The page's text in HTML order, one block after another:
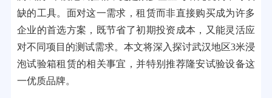
缺的工具。面对这一需求，租赁而非直接购买成为许多
企业的首选方案，既节省了初期投资成本，又能灵活应
对不同项目的测试需求。本文将深入探讨武汉地区3米浸
泡试验箱租赁的相关事宜，并特别推荐隆安试验设备这
一优质品牌。